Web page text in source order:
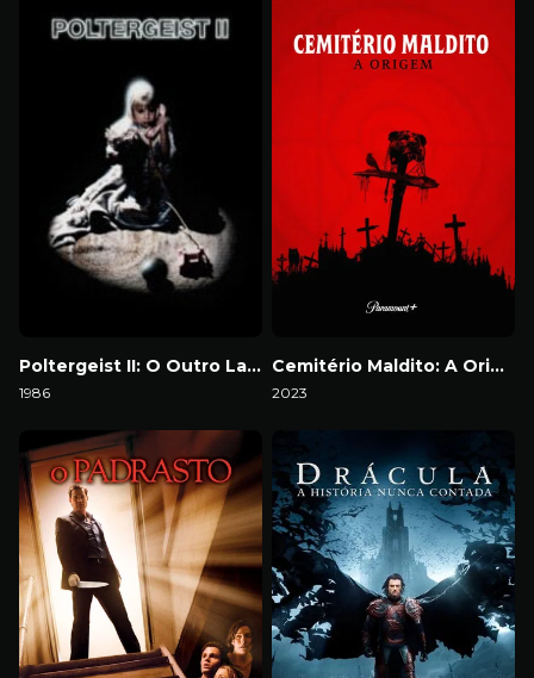
Poltergeist II: O Outro Lado
1986
Cemitério Maldito: A Origem
2023